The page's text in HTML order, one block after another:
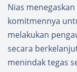
Nias menegaskan
komitmennya
melakukan
secara
menindak tegas